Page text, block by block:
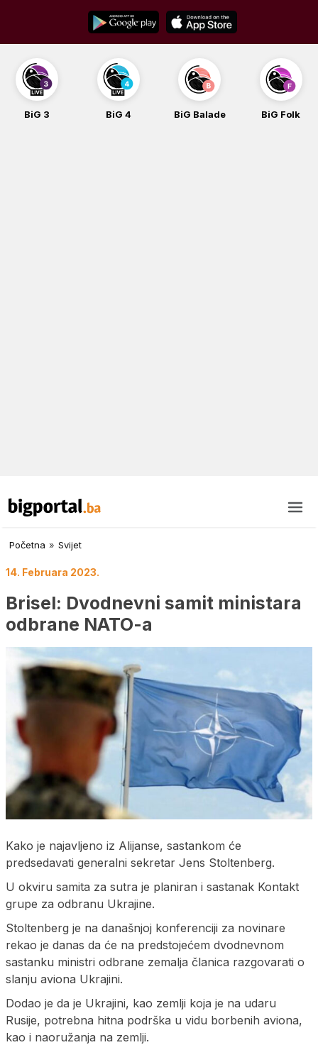
content
BiG 3 BiG 4 BiG Balade BiG Folk
Početna » Svijet
14. Februara 2023.
Brisel: Dvodnevni samit ministara
odbrane NATO-a
Kako je najavljeno iz Alijanse, sastankom će
predsedavati generalni sekretar Jens Stoltenberg.
U okviru samita za sutra je planiran i sastanak Kontakt
grupe za odbranu Ukrajine.
Stoltenberg je na današnjoj konferenciji za novinare
rekao je danas da će na predstojećem dvodnevnom
sastanku ministri odbrane zemalja članica razgovarati o
slanju aviona Ukrajini.
Dodao je da je Ukrajini, kao zemlji koja je na udaru
Rusije, potrebna hitna podrška u vidu borbenih aviona,
kao i naoružanja na zemlji.